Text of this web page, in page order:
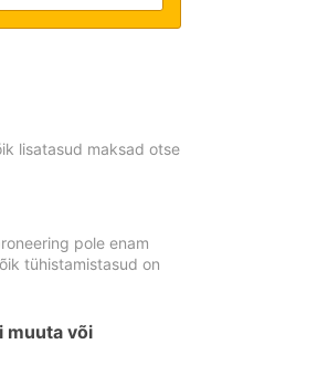
lisatasud maksad otse
pole enam
tühistamistasud on
muuta või